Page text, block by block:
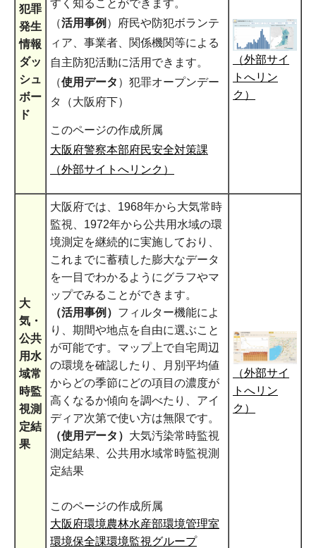
犯罪
発生
情報
ダッ
シュ
ボー
ド
すく知ることができます。
（活用事例 ）府民や防犯ボランテ
ィア、事業者、関係機関等による
自主防犯活動に活用できます。
（使用データ ）犯罪オープンデー
タ（大阪府下）
このページの作成所属
大阪府警察本部府民安全対策課
（外部サイトへリンク）
（外部サイ
トへリン
ク）
大
気・
公共
用水
域常
時監
視測
定結
果
大阪府では、1968年から大気常時
監視、1972年から公共用水域の環
境測定を継続的に実施しており、
これまでに蓄積した膨大なデータ
を一目でわかるようにグラフやマ
ップでみることができます。
（活用事例） フィルター機能によ
り、期間や地点を自由に選ぶこと
が可能です。マップ上で自宅周辺
の環境を確認したり、月別平均値
からどの季節にどの項目の濃度が
高くなるか傾向を調べたり、アイ
ディア次第で使い方は無限です。
（使用データ） 大気汚染常時監視
測定結果、公共用水域常時監視測
定結果
このページの作成所属
大阪府環境農林水産部環境管理室
環境保全課環境監視グループ
（外部サイ
トへリン
ク）